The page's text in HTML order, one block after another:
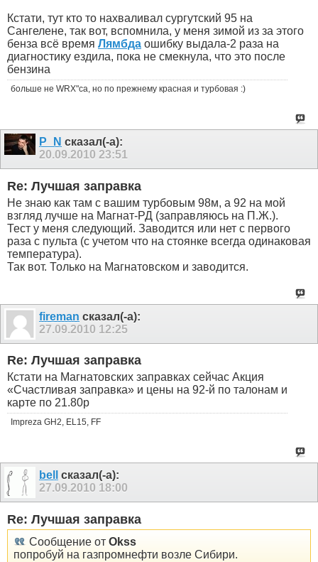
Кстати, тут кто то нахваливал сургутский 95 на
Сангелене, так вот, вспомнила, у меня зимой из за этого
бенза всё время Лямбда ошибку выдала-2 раза на
диагностику ездила, пока не смекнула, что это после
бензина
больше не WRX"са, но по прежнему красная и турбовая :)
P_N сказал(-а):
20.09.2010 23:51
Re: Лучшая заправка
Не знаю как там с вашим турбовым 98м, а 92 на мой
взгляд лучше на Магнат-РД (заправляюсь на П.Ж.).
Тест у меня следующий. Заводится или нет с первого
раза с пульта (с учетом что на стоянке всегда одинаковая
температура).
Так вот. Только на Магнатовском и заводится.
fireman сказал(-а):
27.09.2010 12:25
Re: Лучшая заправка
Кстати на Магнатовских заправках сейчас Акция
«Счастливая заправка» и цены на 92-й по талонам и
карте по 21.80р
Impreza GH2, EL15, FF
bell
сказал(-а):
27.09.2010 18:00
Re: Лучшая заправка
Сообщение от Okss
попробуй на газпромнефти возле Сибири.